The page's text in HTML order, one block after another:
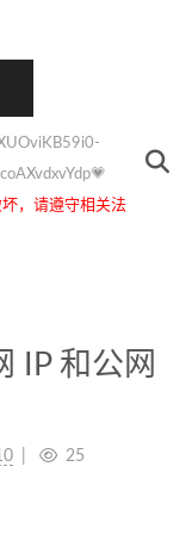
，请遵守相关法
IP 和公网
25